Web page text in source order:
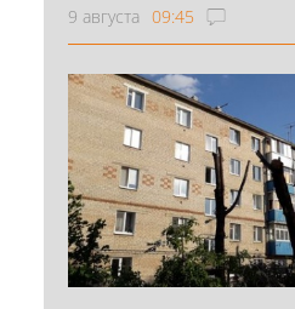
9 августа 09:45